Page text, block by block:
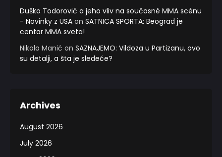
Duško Todorović a jeho vliv na současné MMA scénu
- Novinky z USA on SATNICA SPORTA: Beograd je
centar MMA sveta!
Nikola Manić on SAZNAJEMO: Vildoza u Partizanu, ovo
su detalji, a šta je sledeće?
Archives
August 2026
July 2026